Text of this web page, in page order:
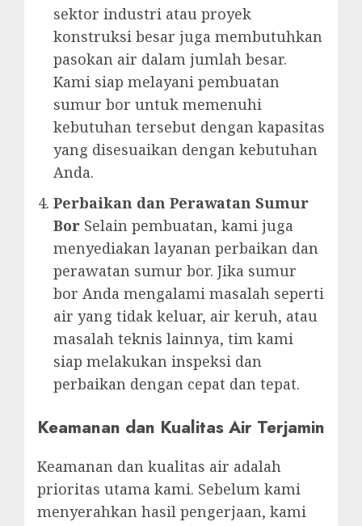
sektor industri atau proyek
konstruksi besar juga membutuhkan
pasokan air dalam jumlah besar.
Kami siap melayani pembuatan
sumur bor untuk memenuhi
kebutuhan tersebut dengan kapasitas
yang disesuaikan dengan kebutuhan
Anda.
Perbaikan dan Perawatan Sumur
Bor Selain pembuatan, kami juga
menyediakan layanan perbaikan dan
perawatan sumur bor. Jika sumur
bor Anda mengalami masalah seperti
air yang tidak keluar, air keruh, atau
masalah teknis lainnya, tim kami
siap melakukan inspeksi dan
perbaikan dengan cepat dan tepat.
Keamanan dan Kualitas Air Terjamin
Keamanan dan kualitas air adalah
prioritas utama kami. Sebelum kami
menyerahkan hasil pengerjaan, kami